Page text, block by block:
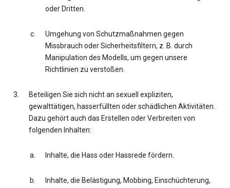
oder Dritten.
Umgehung von Schutzmaßnahmen gegen
Missbrauch oder Sicherheitsfiltern, z. B. durch
Manipulation des Modells, um gegen unsere
Richtlinien zu verstoßen.
Beteiligen Sie sich nicht an sexuell expliziten,
gewalttätigen, hasserfüllten oder schädlichen Aktivitäten.
Dazu gehört auch das Erstellen oder Verbreiten von
folgenden Inhalten:
Inhalte, die Hass oder Hassrede fördern.
Inhalte, die Belästigung, Mobbing, Einschüchterung,